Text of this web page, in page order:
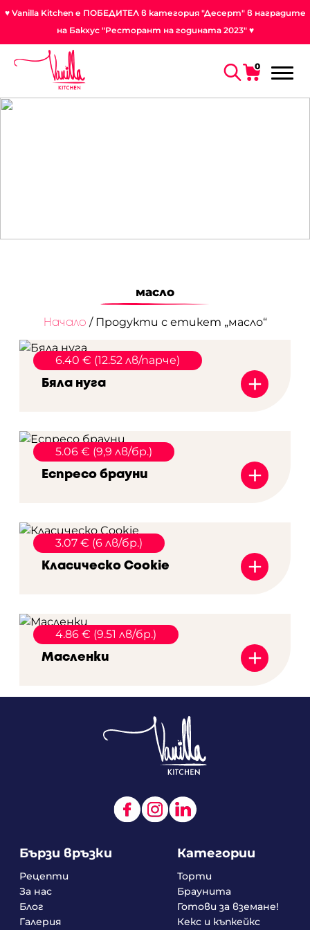
♥ Vanilla Kitchen е ПОБЕДИТЕЛ в категория "Десерт" в наградите
на Бакхус "Ресторант на годината 2023" ♥
0
масло
Начало / Продукти с етикет „масло“
Бяла нуга +
6.40 € (12.52 лв/парче)
Еспресо брауни +
5.06 € (9,9 лв/бр.)
Класическо Cookie +
3.07 € (6 лв/бр.)
Масленки +
4.86 € (9.51 лв/бр.)
Бързи връзки
Рецепти
За нас
Блог
Галерия
Категории
Торти
Браунита
Готови за вземане!
Кекс и къпкейкс